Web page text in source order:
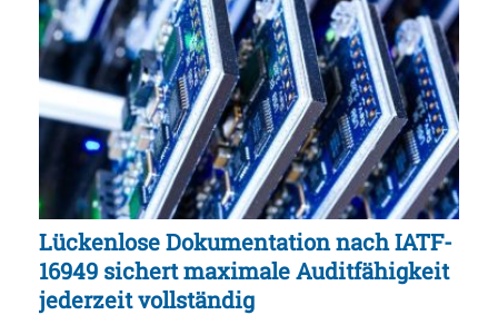
Lückenlose Dokumentation nach IATF-
16949 sichert maximale Auditfähigkeit
jederzeit vollständig